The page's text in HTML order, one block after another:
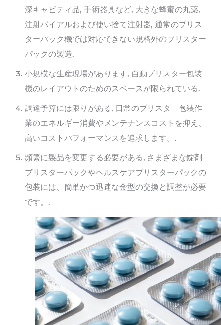
深キャビティ品, 手術器具など, 大きな蜂蜜の丸薬,
注射バイアルおよび使い捨て注射器, 通常のブリス
ターパック機では対応できない規格外のブリスター
パックの製造.
小規模な生産現場があります, 自動ブリスター包装
機のレイアウトのためのスペースが限られている.
調達予算には限りがある, 日常のブリスター包装作
業のエネルギー消費やメンテナンスコストを抑え、
高いコストパフォーマンスを追求します。.
頻繁に製品を変更する必要がある, さまざまな錠剤
ブリスターパックやヘルスケアブリスターパックの
包装には、簡単かつ迅速な金型の交換と調整が必要
です。.